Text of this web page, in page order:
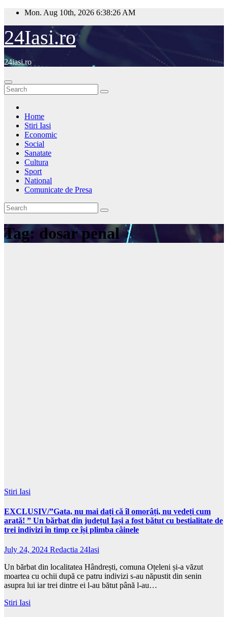
Skip
content
Mon. Aug 10th, 2026 6:38:26 AM
24Iasi.ro
24iasi.ro
Home
Stiri Iasi
Economic
Social
Sanatate
Cultura
Sport
National
Comunicate de Presa
Tag: dosar penal
Stiri Iasi
EXCLUSIV/”Gata, nu mai dați că îl omorâți, nu vedeți cum
arată! ” Un bărbat din județul Iași a fost bătut cu bestialitate de
trei indivizi în timp ce își plimba câinele
July 24, 2024 Redactia 24Iasi
Un bărbat din localitatea Hândrești, comuna Oțeleni și-a văzut
moartea cu ochii după ce patru indivizi s-au năpustit din senin
asupra lui iar trei dintre ei l-au bătut până l-au…
Stiri Iasi